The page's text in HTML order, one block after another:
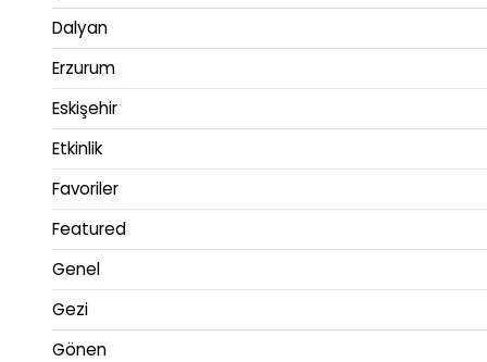
Dalyan
Erzurum
Eskişehir
Etkinlik
Favoriler
Featured
Genel
Gezi
Gönen